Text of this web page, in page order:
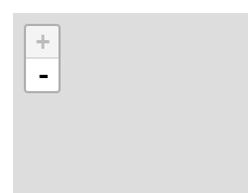
+
-